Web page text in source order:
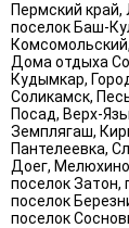
Пермский край,
поселок Баш-
Дома отдыха
Кудымкар,
Соликамск,
Посад, Верх-
Земплягаш,
Пантелеевка,
Доег,
поселок Затон,
поселок
поселок